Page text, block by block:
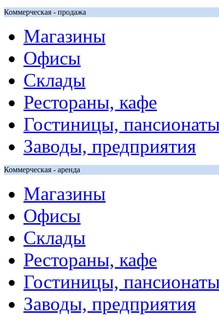
Коммерческая - продажа
Магазины
Офисы
Склады
Рестораны, кафе
Гостиницы,
Заводы, предприятия
Коммерческая - аренда
Магазины
Офисы
Склады
Рестораны, кафе
Гостиницы,
Заводы, предприятия